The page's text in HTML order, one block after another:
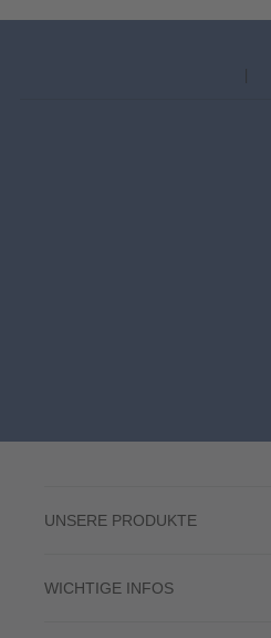
UNSERE PRODUKTE
WICHTIGE INFOS